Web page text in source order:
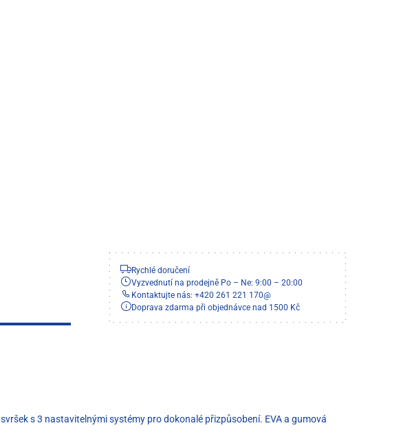
Rychlé doručení
Vyzvednutí na prodejně Po – Ne: 9:00 – 20:00
Kontaktujte nás: +420 261 221 170@
Doprava zdarma při objednávce nad 1500 Kč
s 3 nastavitelnými systémy pro dokonalé přizpůsobení. EVA a gumová